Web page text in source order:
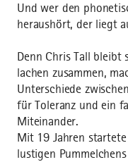
Und wer den
heraushört, der liegt
Denn Chris Tall
lachen zusammen,
Unterschiede
für Toleranz und ein
Miteinander.
Mit 19 Jahren
lustigen